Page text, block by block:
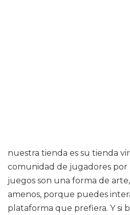
nuestra tienda es su tienda
comunidad de jugadores por
juegos son una forma de
amenos, porque puedes
plataforma que prefiera. Y si